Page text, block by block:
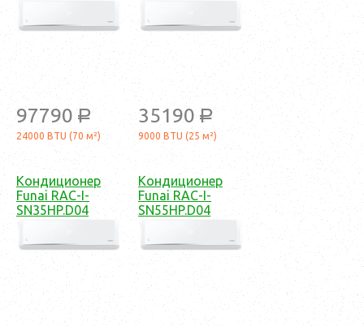
97790 a
24000 BTU (70 м²)
35190 a
9000 BTU (25 м²)
Кондиционер
Funai RAC-I-
SN35HP.D04
Кондиционер
Funai RAC-I-
SN55HP.D04